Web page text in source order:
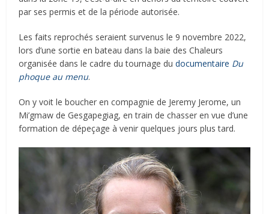
par ses permis et de la période autorisée.
Les faits reprochés seraient survenus le 9 novembre 2022,
lors d’une sortie en bateau dans la baie des Chaleurs
organisée dans le cadre du tournage dudocumentaire Du
phoque au menu.
On y voit le boucher en compagnie de Jeremy Jerome, un
Mi’gmaw de Gesgapegiag, en train de chasser en vue d’une
formation de dépeçage à venir quelques jours plus tard.